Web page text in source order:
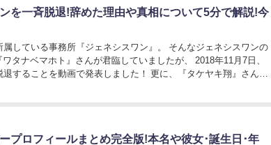
を一斉脱退!辞めた理由や真相について5分で解説!今
している事務所『ジェネシスワン』。 そんなジェネシスワンの
タナベマホト』さんが君臨していましたが、 2018年11月7日、
することを動画で発表しました！ 更に、『タケヤキ翔』さんや
漆黒の天使達...
プロフィールまとめ完全版!本名や彼女･誕生日･年